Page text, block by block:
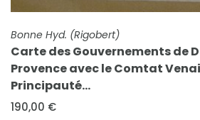
FICHE COMPLÈTE
Bonne Hyd. (Rigobert)
Carte des Gouvernements de
Provence avec le Comtat
Principauté...
190,00 €